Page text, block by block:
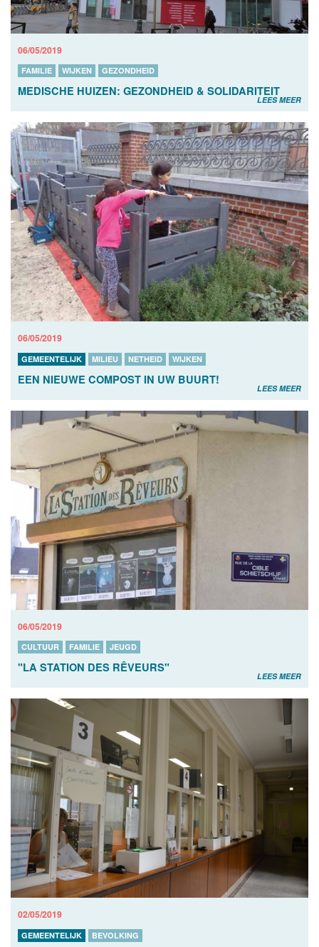
06/05/2019
FAMILIE WIJKEN GEZONDHEID
MEDISCHE HUIZEN: GEZONDHEID & SOLIDARITEIT
LEES MEER
06/05/2019
GEMEENTELIJK MILIEU NETHEID WIJKEN
EEN NIEUWE COMPOST IN UW BUURT!
LEES MEER
06/05/2019
CULTUUR FAMILIE JEUGD
"LA STATION DES RÊVEURS"
LEES MEER
02/05/2019
GEMEENTELIJK BEVOLKING